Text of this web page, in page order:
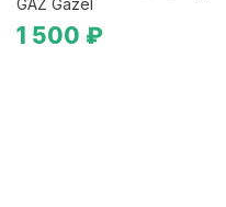
GAZ Gazel
1 500 ₽